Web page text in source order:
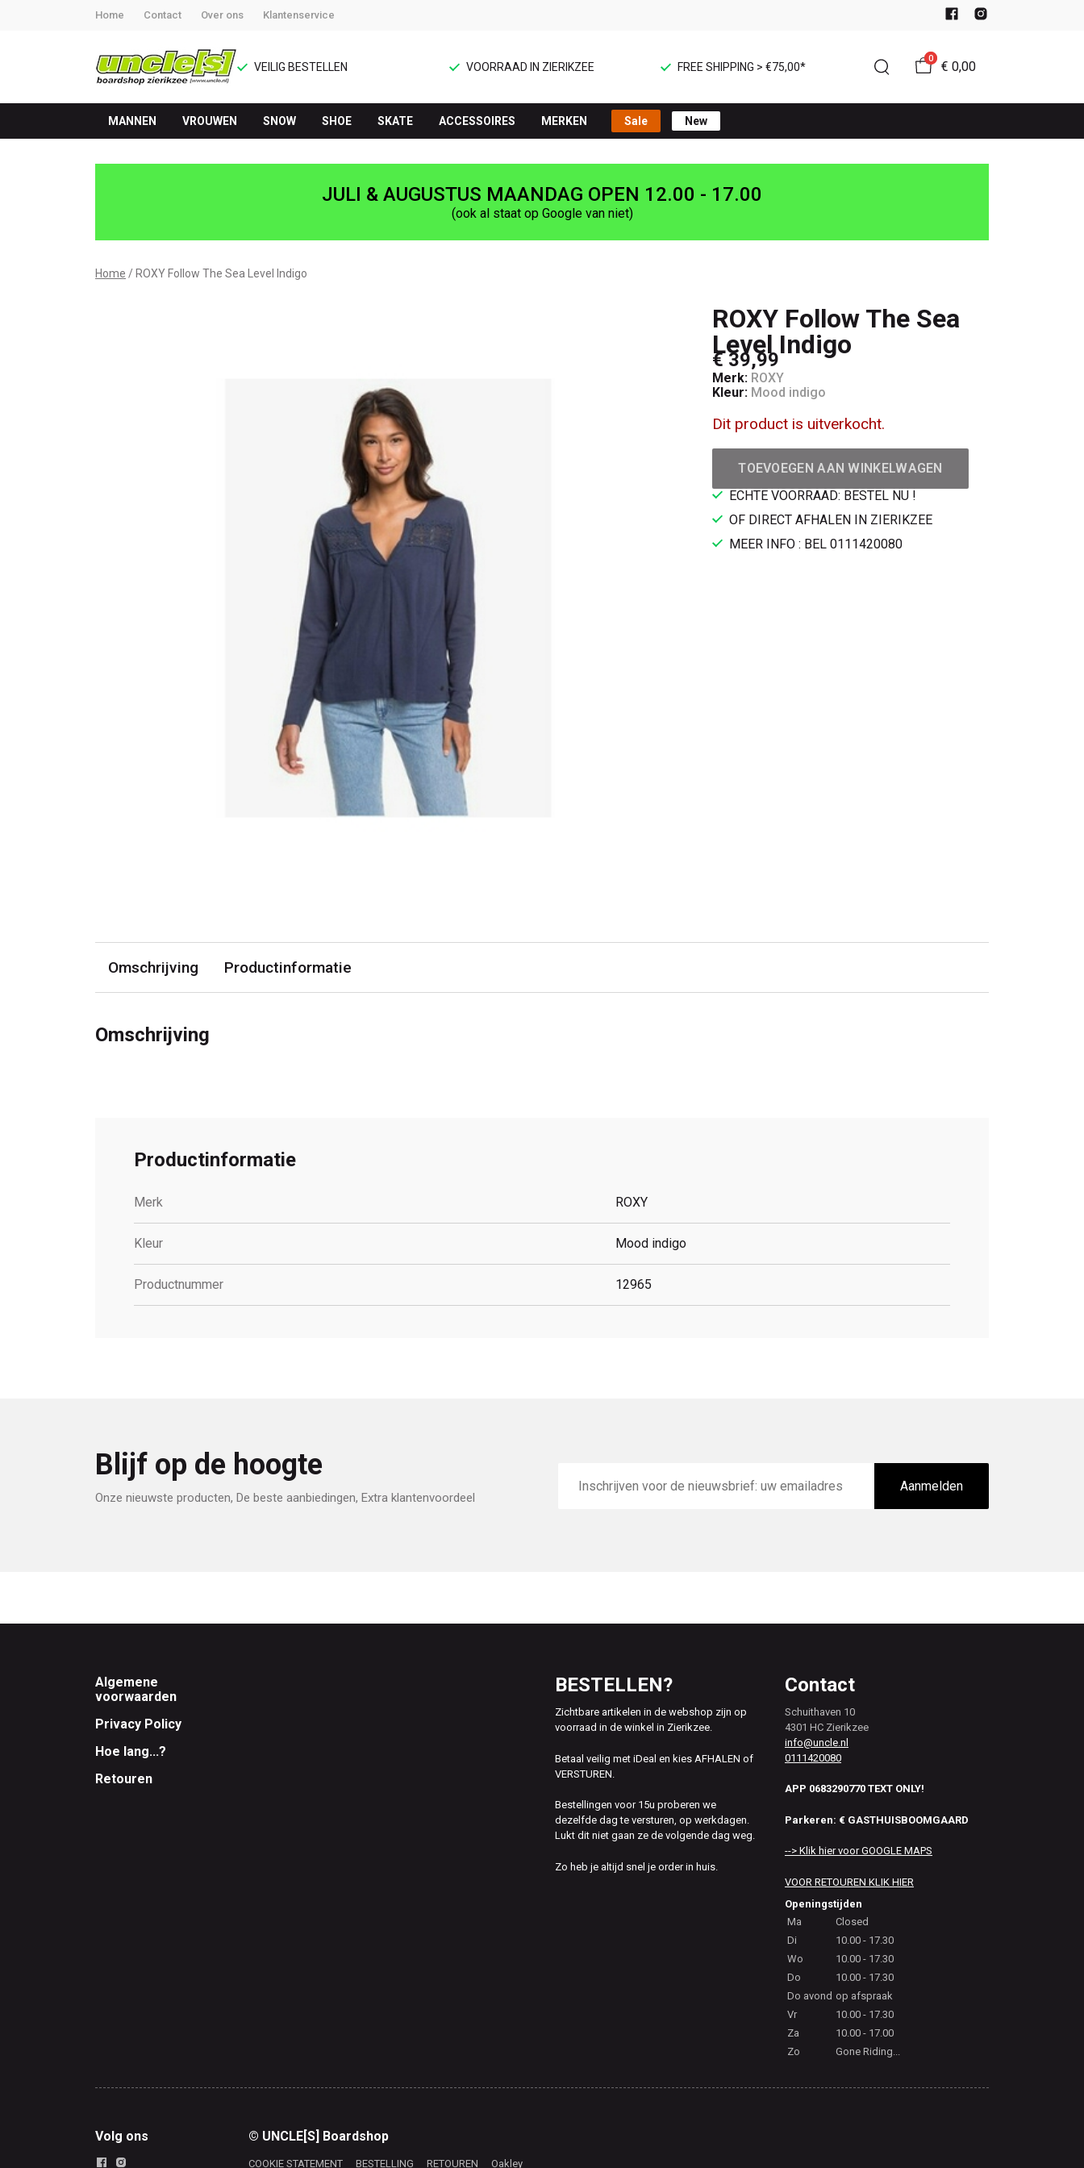
Home Contact Over ons Klantenservice
VEILIG BESTELLEN VOORRAAD IN ZIERIKZEE FREE SHIPPING > €75,00*
0
€ 0,00
MANNEN VROUWEN SNOW SHOE SKATE ACCESSOIRES MERKEN Sale New
Follow
JULI & AUGUSTUS MAANDAG OPEN 12.00 - 17.00
(ook al staat op Google van niet)
Home ROXY Follow The Sea Level Indigo
ROXY Follow The Sea
Level Indigo
€ 39,99
Merk: ROXY
Kleur: Mood indigo
Dit product is uitverkocht.
TOEVOEGEN AAN WINKELWAGEN
ECHTE VOORRAAD: BESTEL NU !
OF DIRECT AFHALEN IN ZIERIKZEE
MEER INFO : BEL 0111420080
Omschrijving Productinformatie
Omschrijving
Productinformatie
Merk ROXY
Kleur Mood indigo
Productnummer 12965
Blijf op de hoogte
Onze nieuwste producten, De beste aanbiedingen, Extra klantenvoordeel
mailadres
Aanmelden
Footer
Algemene
voorwaarden
Privacy Policy
Hoe lang...?
Retouren
BESTELLEN?
Zichtbare artikelen in de webshop zijn op
voorraad in de winkel in Zierikzee.
Betaal veilig met iDeal en kies AFHALEN of
VERSTUREN.
Bestellingen voor 15u proberen we
dezelfde dag te versturen, op werkdagen.
Lukt dit niet gaan ze de volgende dag weg.
Zo heb je altijd snel je order in huis.
Contact
Schuithaven 10
4301 HC Zierikzee
info@uncle.nl
0111420080
APP 0683290770 TEXT ONLY!
Parkeren: € GASTHUISBOOMGAARD
--> Klik hier voor GOOGLE MAPS
VOOR RETOUREN KLIK HIER
Openingstijden
Ma
Closed
Di
10.00 - 17.30
Wo
10.00 - 17.30
Do
10.00 - 17.30
Do avond op afspraak
Vr
10.00 - 17.30
Za
10.00 - 17.00
Zo
Gone Riding...
Volg ons © UNCLE[S] Boardshop
COOKIE STATEMENT BESTELLING RETOUREN Oakley